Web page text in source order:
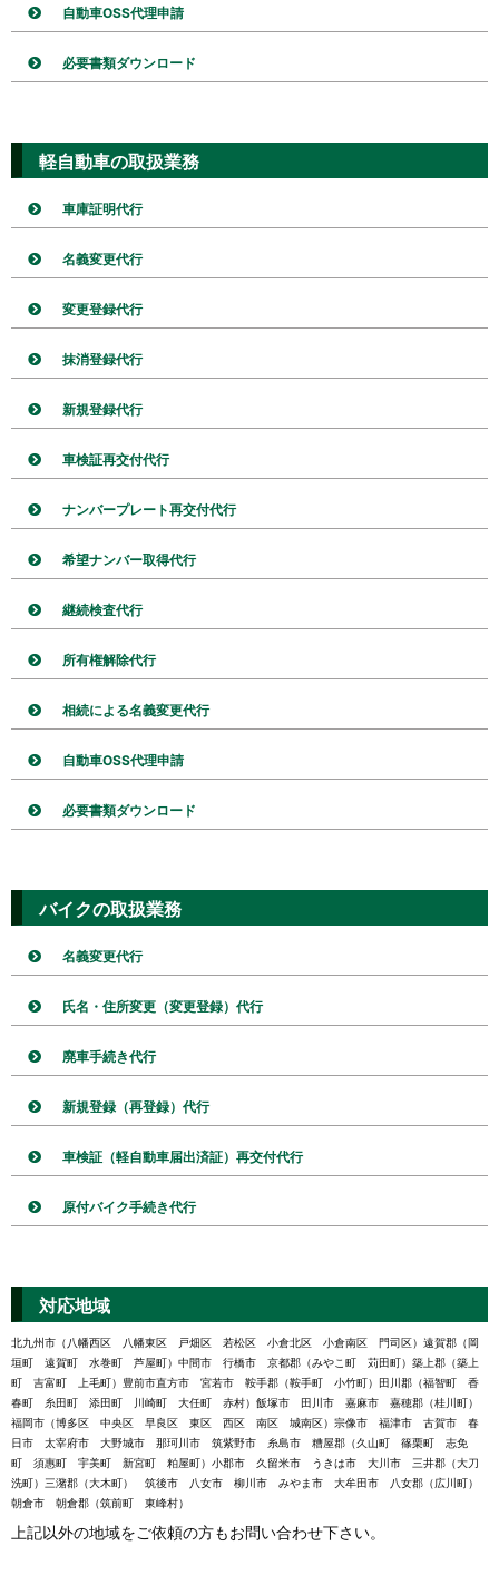
自動車OSS代理申請
必要書類ダウンロード
軽自動車の取扱業務
車庫証明代行
名義変更代行
変更登録代行
抹消登録代行
新規登録代行
車検証再交付代行
ナンバープレート再交付代行
希望ナンバー取得代行
継続検査代行
所有権解除代行
相続による名義変更代行
自動車OSS代理申請
必要書類ダウンロード
バイクの取扱業務
名義変更代行
氏名・住所変更（変更登録）代行
廃車手続き代行
新規登録（再登録）代行
車検証（軽自動車届出済証）再交付代行
原付バイク手続き代行
対応地域
北九州市（八幡西区 八幡東区 戸畑区 若松区 小倉北区 小倉南区 門司区）遠賀郡（岡
垣町 遠賀町 水巻町 芦屋町）中間市 行橋市 京都郡（みやこ町 苅田町）築上郡（築上
町 吉富町 上毛町）豊前市直方市 宮若市 鞍手郡（鞍手町 小竹町）田川郡（福智町 香
春町 糸田町 添田町 川崎町 大任町 赤村）飯塚市 田川市 嘉麻市 嘉穂郡（桂川町）
福岡市（博多区 中央区 早良区 東区 西区 南区 城南区）宗像市 福津市 古賀市 春
日市 太宰府市 大野城市 那珂川市 筑紫野市 糸島市 糟屋郡（久山町 篠栗町 志免
町 須惠町 宇美町 新宮町 粕屋町）小郡市 久留米市 うきは市 大川市 三井郡（大刀
洗町）三潴郡（大木町） 筑後市 八女市 柳川市 みやま市 大牟田市 八女郡（広川町）
朝倉市 朝倉郡（筑前町 東峰村）
上記以外の地域をご依頼の方もお問い合わせ下さい。